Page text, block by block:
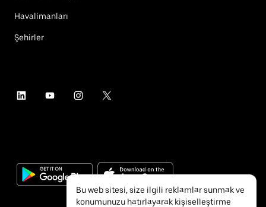
Havalimanları
Şehirler
Bu web sitesi, size ilgili reklamlar sunmak ve
konumunuzu hatırlayarak kişiselleştirme